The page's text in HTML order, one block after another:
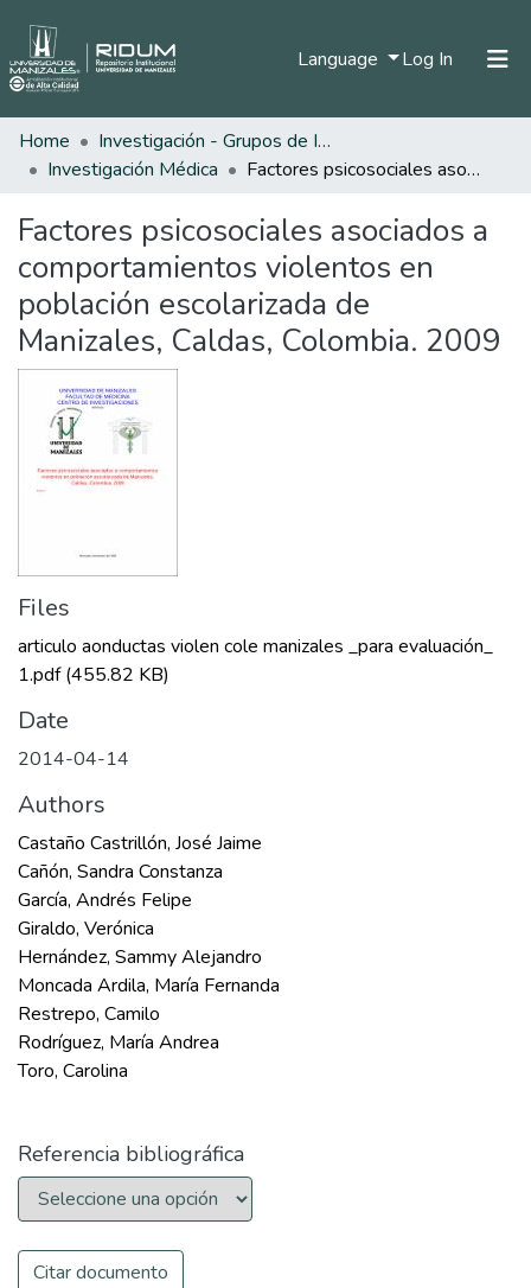
Language Log In (current)
All of DSpace
Home
Investigación - Grupos de Investigación
Investigación Médica
Factores psicosociales asociados a comportamientos violentos en población escolarizada de Manizales, Caldas, Colombia. 2009
Factores psicosociales asociados a
comportamientos violentos en
población escolarizada de
Manizales, Caldas, Colombia. 2009
Files
articulo aonductas violen cole manizales _para evaluación_
1.pdf(455.82 KB)
Date
2014-04-14
Authors
Castaño Castrillón, José Jaime
Cañón, Sandra Constanza
García, Andrés Felipe
Giraldo, Verónica
Hernández, Sammy Alejandro
Moncada Ardila, María Fernanda
Restrepo, Camilo
Rodríguez, María Andrea
Toro, Carolina
Referencia bibliográfica
Citar documento